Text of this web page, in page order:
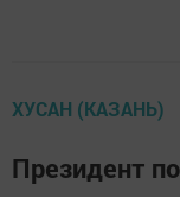
ХУСАН (КАЗАНЬ)
Президент